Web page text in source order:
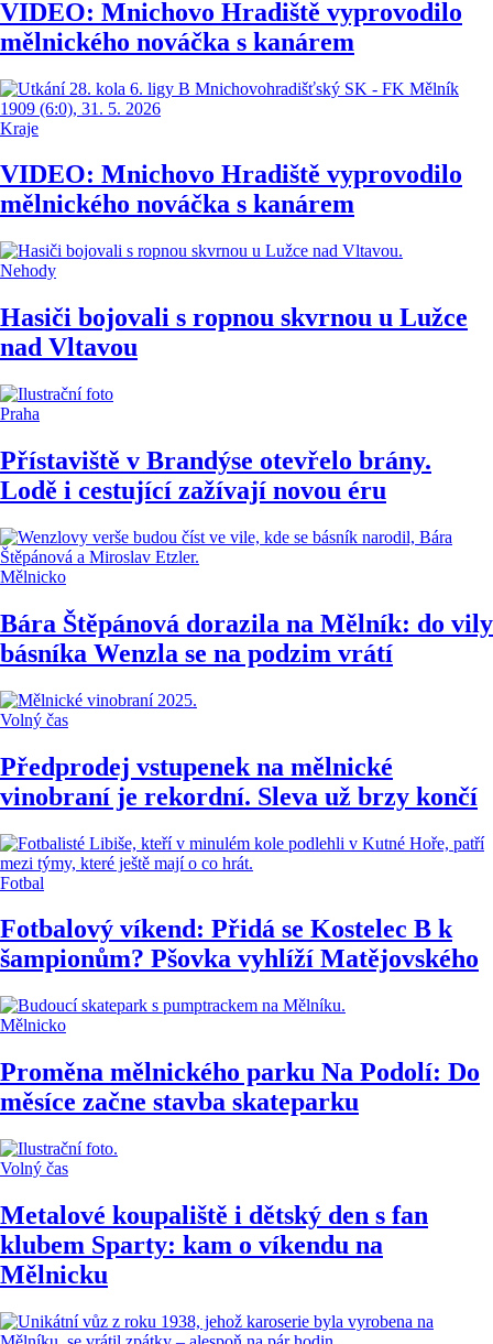
VIDEO: Mnichovo Hradiště vyprovodilo
mělnického nováčka s kanárem
Kraje
VIDEO: Mnichovo Hradiště vyprovodilo
mělnického nováčka s kanárem
Nehody
Hasiči bojovali s ropnou skvrnou u Lužce
nad Vltavou
Praha
Přístaviště v Brandýse otevřelo brány.
Lodě i cestující zažívají novou éru
Mělnicko
Bára Štěpánová dorazila na Mělník: do vily
básníka Wenzla se na podzim vrátí
Volný čas
Předprodej vstupenek na mělnické
vinobraní je rekordní. Sleva už brzy končí
Fotbal
Fotbalový víkend: Přidá se Kostelec B k
šampionům? Pšovka vyhlíží Matějovského
Mělnicko
Proměna mělnického parku Na Podolí: Do
měsíce začne stavba skateparku
Volný čas
Metalové koupaliště i dětský den s fan
klubem Sparty: kam o víkendu na
Mělnicku